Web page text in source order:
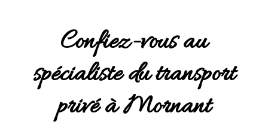
Confiez-vous au
spécialiste du transport
privé à Mornant